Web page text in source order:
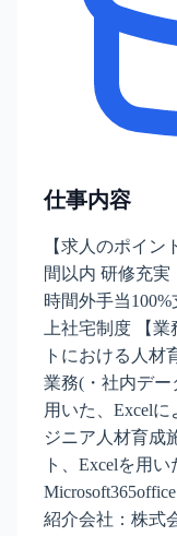
仕事内容
【求人のポイン
間以内 研修充実
時間外手当
上社宅制度 【
トにおける人材
業務(・社内デー
用いた、Excel
ジニア人材育成
ト、Excelを用
紹介会社：株式